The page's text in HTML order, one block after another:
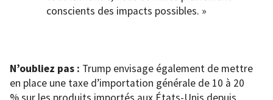
conscients des impacts possibles. »
N’oubliez pas : Trump envisage également de mettre
en place une taxe d’importation générale de 10 à 20